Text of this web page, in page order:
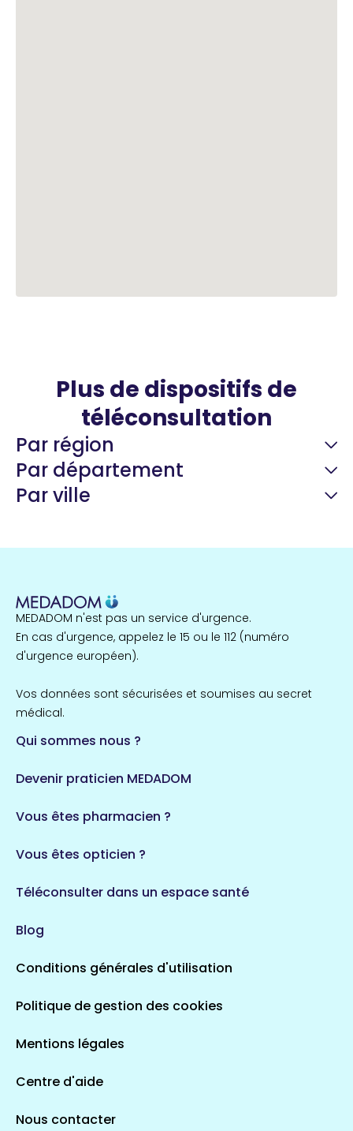
Plus de dispositifs de
téléconsultation
Par région
Île-de-France
857 espaces de santé
Auvergne-Rhône-Alpes
720 espaces de santé
693 espaces de santé
324 espaces de santé
Par département
Côtes-d'Armor
Maine-et-Loire
Loiret
Loir-et-Cher
Par ville
1 espaces de santé
1 espaces de santé
MEDADOM n'est pas un service d'urgence.
En cas d'urgence, appelez le 15 ou le 112 (numéro
d'urgence européen).
Vos données sont sécurisées et soumises au secret
médical.
Qui sommes nous ?
Devenir praticien MEDADOM
Vous êtes pharmacien ?
Vous êtes opticien ?
Téléconsulter dans un espace santé
Blog
Conditions générales d'utilisation
Politique de gestion des cookies
Mentions légales
Centre d'aide
Nous contacter